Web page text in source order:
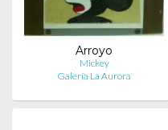
Arroyo
Mickey
Galería La Aurora